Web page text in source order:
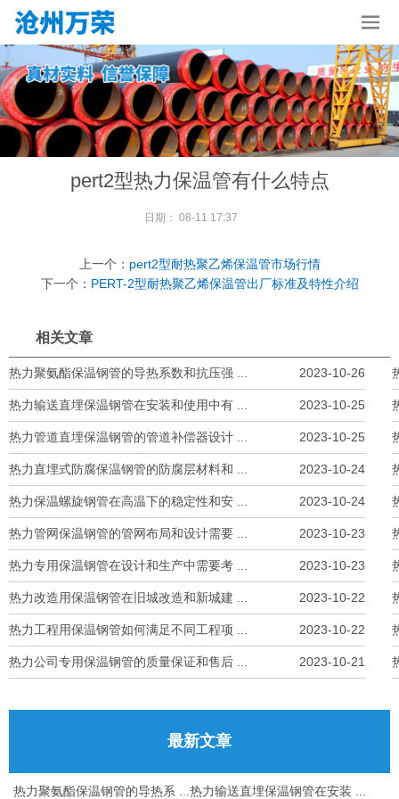
pert2型热力保温管有什么特点
日期： 08-11 17:37
上一个： pert2型耐热聚乙烯保温管市场行情
下一个： PERT-2型耐热聚乙烯保温管出厂标准及特性介绍
相关文章
热力聚氨酯保温钢管的导热系数和抗压强 ... 2023-10-26
热力输送直埋保温钢管在安装和使用中有 ... 2023-10-25
热力管道直埋保温钢管的管道补偿器设计 ... 2023-10-25
热力直埋式防腐保温钢管的防腐层材料和 ... 2023-10-24
热力保温螺旋钢管在高温下的稳定性和安 ... 2023-10-24
热力管网保温钢管的管网布局和设计需要 ... 2023-10-23
热力专用保温钢管在设计和生产中需要考 ... 2023-10-23
热力改造用保温钢管在旧城改造和新城建 ... 2023-10-22
热力工程用保温钢管如何满足不同工程项 ... 2023-10-22
热力公司专用保温钢管的质量保证和售后 ... 2023-10-21
最新文章
热力聚氨酯保温钢管的导热系 ... 热力输送直埋保温钢管在安装 ...